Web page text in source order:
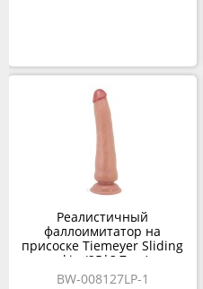
Реалистичный
фаллоимитатор на
присоске Tiemeyer Sliding
skin (25*3,7 см)
коричневый
BW-008127LP-1